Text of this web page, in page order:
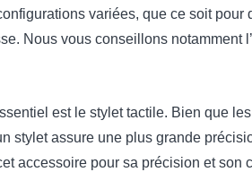
variées, que ce soit
Nous vous conseillons notamment
est le stylet tactile. Bien que
stylet assure une plus grande
accessoire pour sa précision et son